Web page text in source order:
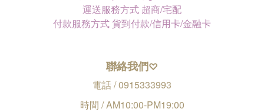
運送服務方式 超商/宅配
付款服務方式 貨到付款/信用卡/金融卡
聯絡我們♡
電話 / 0915333993
時間 / AM10:00-PM19:00